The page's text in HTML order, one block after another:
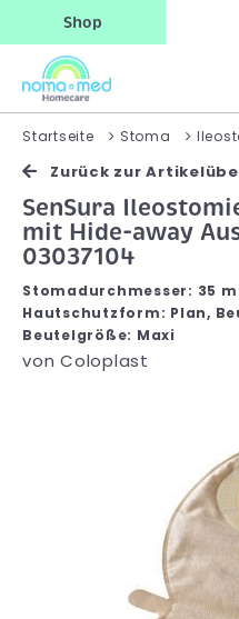
Shop
Startseite Stoma
Zurück zur
SenSura
mit Hide-away
03037104
Stomadurchmesser: 35
Hautschutzform: Plan,
Beutelgröße: Maxi
von Coloplast